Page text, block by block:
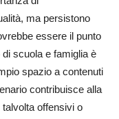
ma persistono
essere il punto
scuola e famiglia è
spazio a contenuti
contribuisce alla
offensivi o